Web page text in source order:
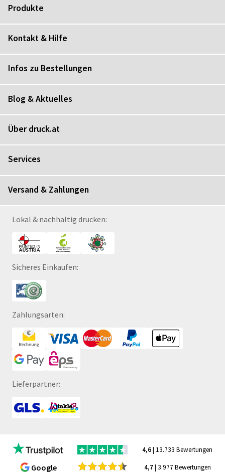
Produkte
Kontakt & Hilfe
Infos zu Bestellungen
Blog & Aktuelles
Über druck.at
Services
Versand & Zahlungen
Lokal & nachhaltig drucken:
Sicheres Einkaufen:
Zahlungsarten:
Lieferpartner:
4,6| 13.733 Bewertungen
Google 4,7| 3.977 Bewertungen